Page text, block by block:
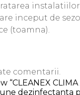
inceput de
(toamna).
comentarii.
“CLEANEX
dezinfectanta